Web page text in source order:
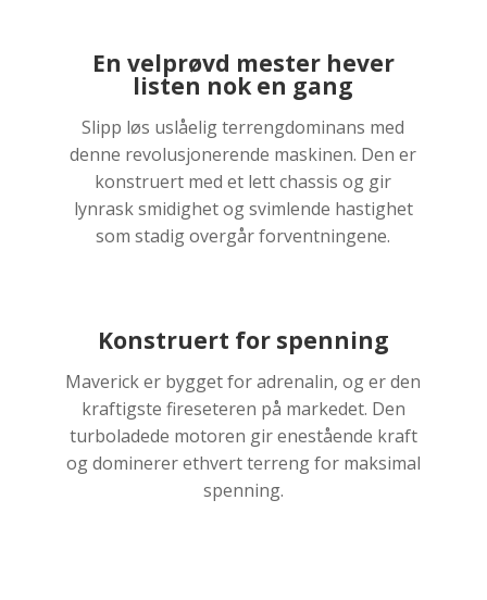
En velprøvd mester hever
listen nok en gang
Slipp løs uslåelig terrengdominans med
denne revolusjonerende maskinen. Den er
konstruert med et lett chassis og gir
lynrask smidighet og svimlende hastighet
som stadig overgår forventningene.
Konstruert for spenning
Maverick er bygget for adrenalin, og er den
kraftigste fireseteren på markedet. Den
turboladede motoren gir enestående kraft
og dominerer ethvert terreng for maksimal
spenning.